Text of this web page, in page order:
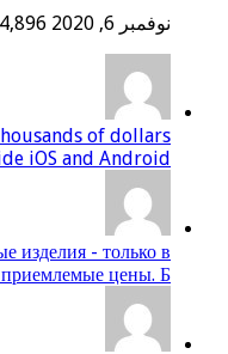
نوفمبر 6, 2020 4,896
of dollars
iOS and Android...
изделия - только в
цены. Б...